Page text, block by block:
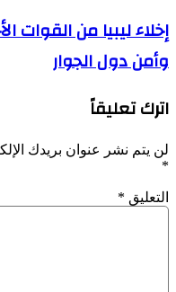
انجاز
مشروع
2684
إجتماعي
تساهمي
درارية
إخلاء
ليبيا
من
القوات
ضرورة
لأمنها
وأمن
الجوار
إخلاء ليبيا من القوات
وأمن دول الجوار
اترك تعليقاً
لن يتم نشر عنوان بريدك
*
التعليق *